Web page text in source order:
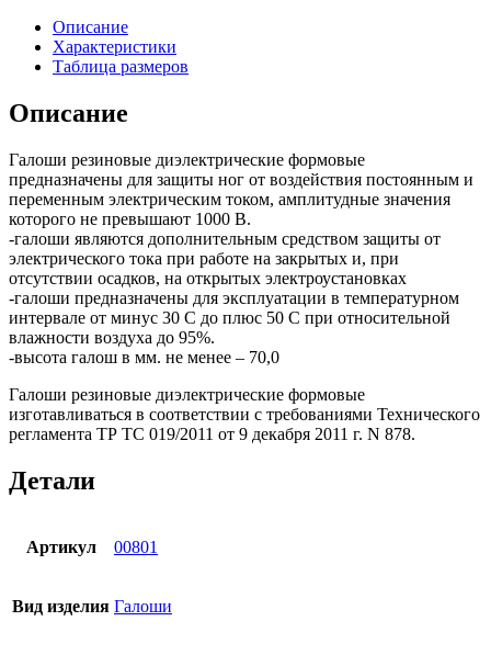
Описание
Характеристики
Таблица размеров
Описание
Галоши резиновые диэлектрические формовые
предназначены для защиты ног от воздействия постоянным и
переменным электрическим током, амплитудные значения
которого не превышают 1000 В.
-галоши являются дополнительным средством защиты от
электрического тока при работе на закрытых и, при
отсутствии осадков, на открытых электроустановках
-галоши предназначены для эксплуатации в температурном
интервале от минус 30 С до плюс 50 С при относительной
влажности воздуха до 95%.
-высота галош в мм. не менее – 70,0
Галоши резиновые диэлектрические формовые
изготавливаться в соответствии с требованиями Технического
регламента ТР ТС 019/2011 от 9 декабря 2011 г. N 878.
Детали
Артикул 00801
Вид изделия Галоши